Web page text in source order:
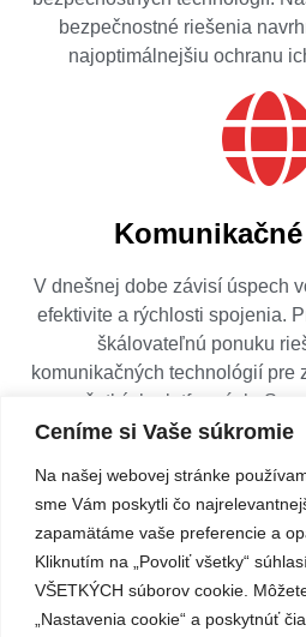
Ceníme si Vaše súkromie
Na našej webovej stránke
sme Vám poskytli čo
zapamätáme vaše preferencie a
Kliknutím na „Povoliť všetky“
VŠETKÝCH súborov cookie.
„Nastavenia cookie“ a poskytnúť
bezpečnostné riešenia
najoptimálnejšiu ochranu
V dnešnej dobe závisí úspech
efektivite a rýchlosti spojenia.
škálovateľnú ponuku
komunikačných technológií pre
na všetkých platformách.
dodáme Vám riešenie
Riešenia